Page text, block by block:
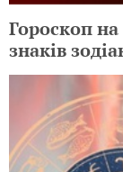
Гороскоп на
знаків